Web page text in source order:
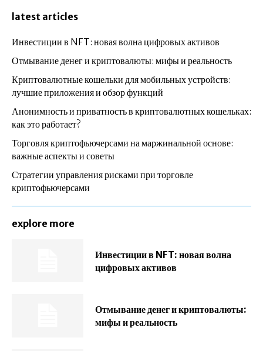
latest articles
Инвестиции в NFT: новая волна цифровых активов
Отмывание денег и криптовалюты: мифы и реальность
Криптовалютные кошельки для мобильных устройств:
лучшие приложения и обзор функций
Анонимность и приватность в криптовалютных кошельках:
как это работает?
Торговля криптофьючерсами на маржинальной основе:
важные аспекты и советы
Стратегии управления рисками при торговле
криптофьючерсами
explore more
Инвестиции в NFT: новая волна
цифровых активов
Отмывание денег и криптовалюты:
мифы и реальность